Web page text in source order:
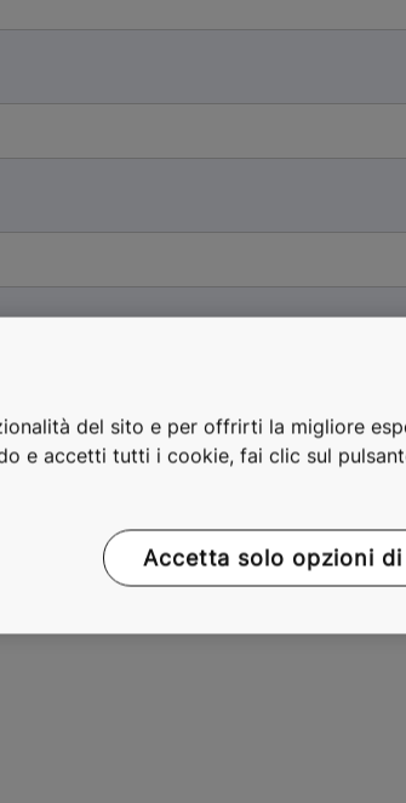
del sito e per offrirti la migliore
e accetti tutti i cookie, fai clic sul
Accetta solo opzioni di